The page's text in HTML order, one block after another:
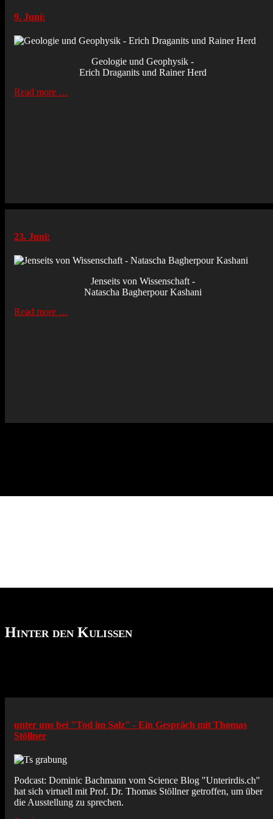
9. Juni:
Geologie und Geophysik -
Erich Draganits und Rainer Herd
Read more …
23. Juni:
Jenseits von Wissenschaft -
Natascha Bagherpour Kashani
Read more …
Hinter den Kulissen
unter uns bei "Tod im Salz" - Ein Gespräch mit Thomas
Stöllner
Podcast: Dominic Bachmann vom Science Blog "Unterirdis.ch"
hat sich virtuell mit Prof. Dr. Thomas Stöllner getroffen, um über
die Ausstellung zu sprechen.